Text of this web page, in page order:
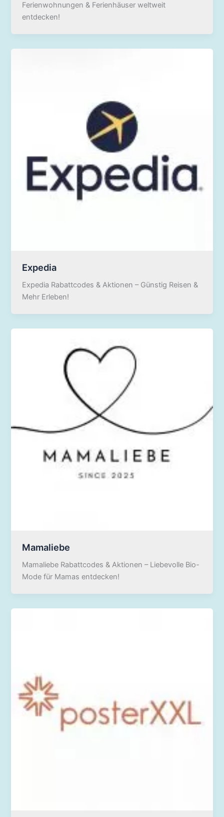
Ferienwohnungen & Ferienhäuser weltweit
entdecken!
Expedia
Expedia Rabattcodes & Aktionen – Günstig Reisen &
Mehr Erleben!
Mamaliebe
Mamaliebe Rabattcodes & Aktionen – Liebevolle Bio-
Mode für Mamas entdecken!